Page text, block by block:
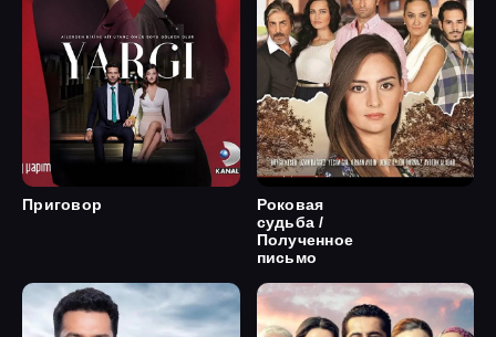
Приговор
Роковая
судьба /
Полученное
письмо